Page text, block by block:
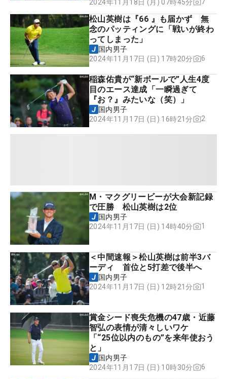
2024年11月18日 (月) 07時45分
7
松山英樹は『66 』も届かず 無
念のパッティングに「戦いが終わ
ってしまった」
国内男子
2024年11月17日 (日) 17時20分
6
稲森佑貴が“新ボールで”人生4度
目のエース達成「一瞬過ぎて
『お？』みたいな（笑）」
国内男子
2024年11月17日 (日) 16時21分
2
M・マクグリービーが大会新記録
で圧勝 松山英樹は2位
国内男子
2024年11月17日 (日) 14時40分
1
＜中間速報＞松山英樹は前半3バ
ーディ 首位と5打差で後半へ
国内男子
2024年11月17日 (日) 12時21分
1
賞金シード喪失危機の47歳・近藤
智弘の表情が清々しいワケ
「“25位以内のもの”を来年使おう
と」
国内男子
2024年11月17日 (日) 10時30分
6